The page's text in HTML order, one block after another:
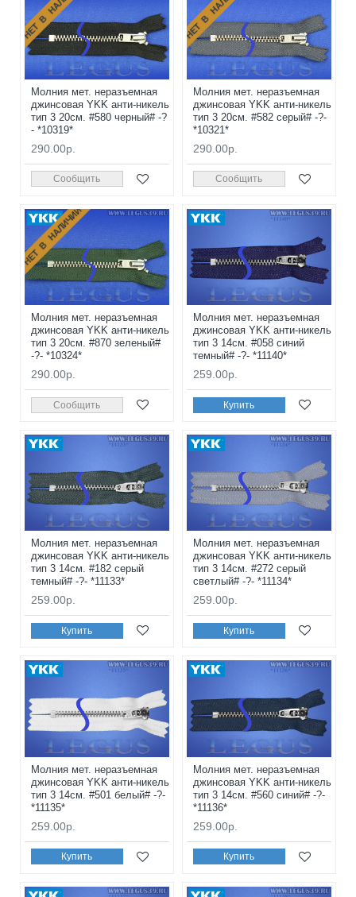
Молния мет. неразъемная
джинсовая YKK анти-никель
тип 3 20см. #580 черный# -?
- *10319*
290.00р.
Сообщить
Молния мет. неразъемная
джинсовая YKK анти-никель
тип 3 20см. #582 серый# -?-
*10321*
290.00р.
Сообщить
НЕТ В НАЛИЧИИ
Молния мет. неразъемная
джинсовая YKK анти-никель
тип 3 20см. #870 зеленый#
-?- *10324*
290.00р.
Сообщить
Молния мет. неразъемная
джинсовая YKK анти-никель
тип 3 14см. #058 синий
темный# -?- *11140*
259.00р.
Купить
Молния мет. неразъемная
джинсовая YKK анти-никель
тип 3 14см. #182 серый
темный# -?- *11133*
259.00р.
Купить
Молния мет. неразъемная
джинсовая YKK анти-никель
тип 3 14см. #272 серый
светлый# -?- *11134*
259.00р.
Купить
Молния мет. неразъемная
джинсовая YKK анти-никель
тип 3 14см. #501 белый# -?-
*11135*
259.00р.
Купить
Молния мет. неразъемная
джинсовая YKK анти-никель
тип 3 14см. #560 синий# -?-
*11136*
259.00р.
Купить